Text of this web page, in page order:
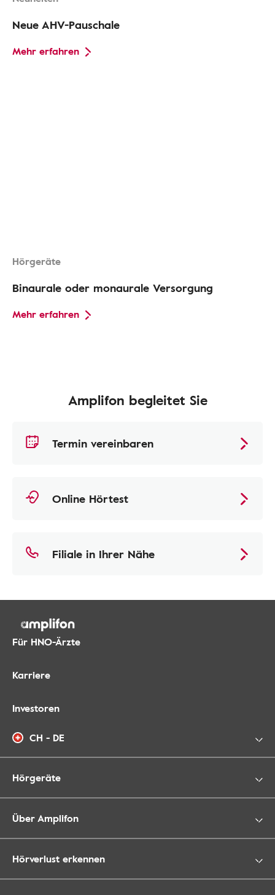
Neue AHV-Pauschale
Mehr erfahren
Hörgeräte
Binaurale oder monaurale Versorgung
Mehr erfahren
Amplifon begleitet Sie
Termin vereinbaren
Online Hörtest
Filiale in Ihrer Nähe
Für HNO-Ärzte
Karriere
Investoren
CH - DE
Hörgeräte
Über Amplifon
Hörverlust erkennen